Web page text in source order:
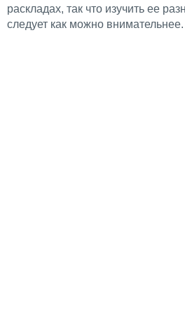
раскладах, так что изучить ее
следует как можно внимательнее.